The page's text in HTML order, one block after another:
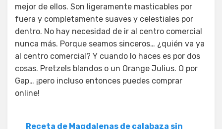
mejor de ellos. Son ligeramente masticables por
fuera y completamente suaves y celestiales por
dentro. No hay necesidad de ir al centro comercial
nunca más. Porque seamos sinceros… ¿quién va ya
al centro comercial? Y cuando lo haces es por dos
cosas. Pretzels blandos o un Orange Julius. O por
Gap… ¡pero incluso entonces puedes comprar
online!
Receta de Magdalenas de calabaza sin